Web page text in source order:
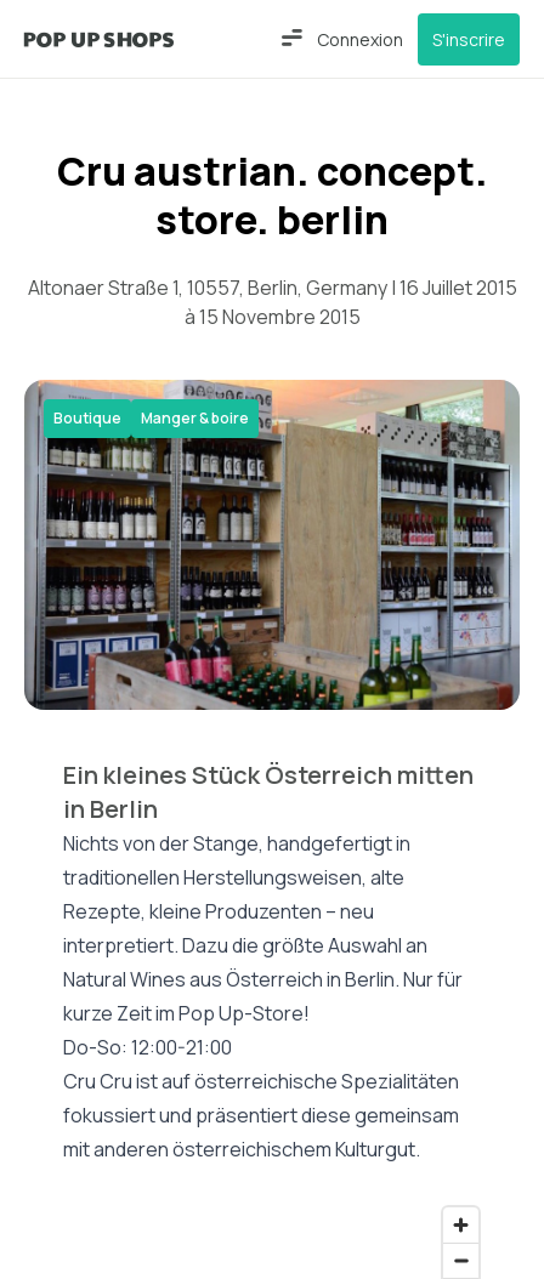
Connexion S'inscrire
Cru austrian. concept.
store. berlin
Altonaer Straße 1, 10557, Berlin, Germany | 16 Juillet 2015
à 15 Novembre 2015
Boutique Manger & boire
Ein kleines Stück Österreich mitten
in Berlin
Nichts von der Stange, handgefertigt in
traditionellen Herstellungsweisen, alte
Rezepte, kleine Produzenten – neu
interpretiert. Dazu die größte Auswahl an
Natural Wines aus Österreich in Berlin. Nur für
kurze Zeit im Pop Up-Store!
Do-So: 12:00-21:00
Cru Cru ist auf österreichische Spezialitäten
fokussiert und präsentiert diese gemeinsam
mit anderen österreichischem Kulturgut.